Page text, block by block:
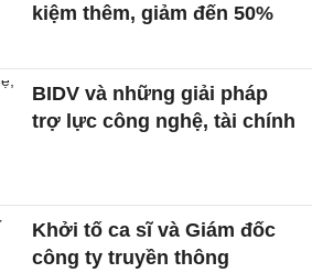
kiệm thêm, giảm đến 50%
BIDV và những giải pháp
trợ lực công nghệ, tài chính
Khởi tố ca sĩ và Giám đốc
công ty truyền thông